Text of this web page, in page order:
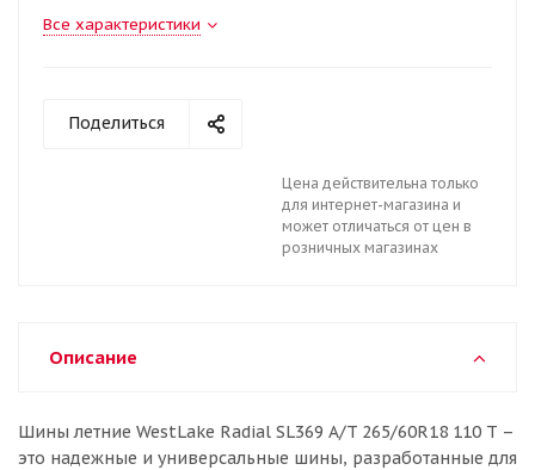
Все характеристики
Поделиться
Цена действительна только
для интернет-магазина и
может отличаться от цен в
розничных магазинах
Описание
Шины летние WestLake Radial SL369 A/T 265/60R18 110 T –
это надежные и универсальные шины, разработанные для